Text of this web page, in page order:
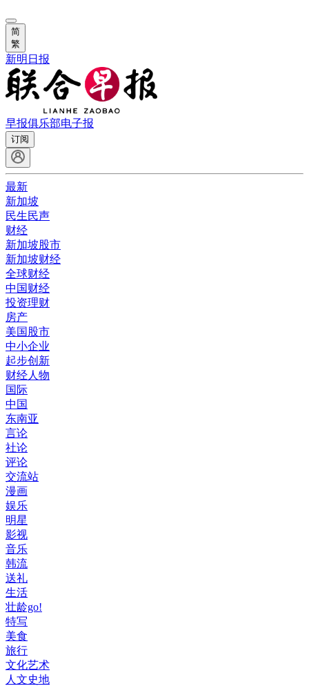
简
繁
新明日报
早报俱乐部电子报
订阅
最新
新加坡
民生民声
财经
新加坡股市
新加坡财经
全球财经
中国财经
投资理财
房产
美国股市
中小企业
起步创新
财经人物
国际
中国
东南亚
言论
社论
评论
交流站
漫画
娱乐
明星
影视
音乐
韩流
送礼
生活
壮龄go!
特写
美食
旅行
文化艺术
人文史地